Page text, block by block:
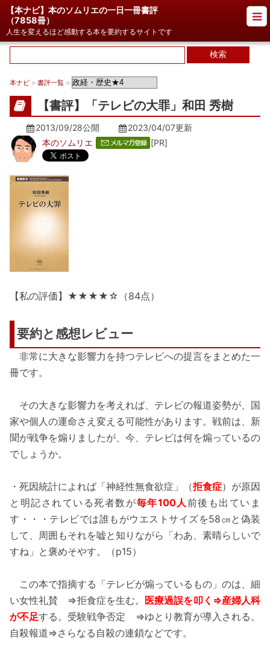
【本ナビ】本のソムリエの一日一冊書評
（7858冊）
人生を変えるほど感動する本を要約するサイトです
本ナビ > 書評一覧 >
【書評】「テレビの大罪」和田 秀樹
2013/09/28公開 2023/04/07更新
本のソムリエ
[PR]
【私の評価】★★★★☆（84点）
要約と感想レビュー
非常に大きな影響力を持つテレビへの提言をまとめた一
冊です。
その大きな影響力を考えれば、テレビの報道姿勢が、国
家や個人の運命さえ変える可能性があります。戦前は、新
聞が戦争を煽りましたが、今、テレビは何を煽っているの
でしょうか。
・死因統計によれば「神経性無食欲症」（拒食症）が原因
と明記されている死者数が毎年100人 前後も出ていま
す・・・テレビでは誰もがウエストサイズを58㎝と偽装
して、周囲もそれを嘘と知りながら「わあ、素晴らしいで
すね」と褒めそやす。（p15）
この本で指摘する「テレビが煽っているもの」のは、細
い女性礼賛 ⇒拒食症を生む。 医療過誤を叩く⇒産婦人科
が不足する。受験戦争否定 ⇒ゆとり教育が導入される。
自殺報道⇒さらなる自殺の連鎖などです。